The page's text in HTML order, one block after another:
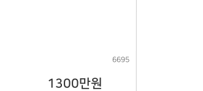
1300만원
6695